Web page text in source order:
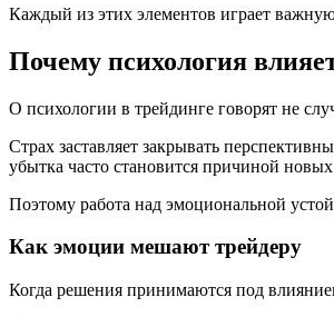
Каждый из этих элементов играет
Почему психология
О психологии в трейдинге говорят не
Страх заставляет закрывать
убытка часто становится причиной
Поэтому работа над эмоциональной
Как эмоции мешают трейдеру
Когда решения принимаются под